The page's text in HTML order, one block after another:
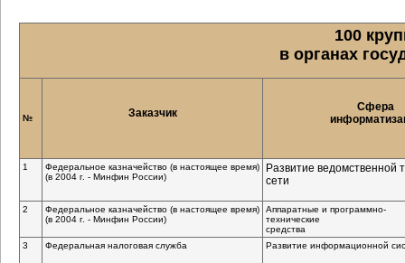
100
в органах
№ Заказчик
Сфера
1
Федеральное казначейство (в настоящее время)
(в 2004 г. - Минфин России)
Развитие ведомственной
сети
2
Федеральное казначейство (в настоящее время)
(в 2004 г. - Минфин России)
Аппаратные и программно-
технические
средства
3
Федеральная налоговая служба Развитие информационной